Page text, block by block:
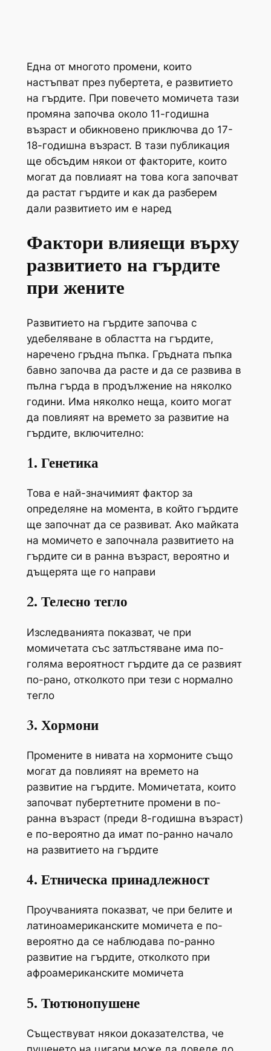
Една от многото промени, които
настъпват през пубертета, е развитието
на гърдите. При повечето момичета тази
промяна започва около 11-годишна
възраст и обикновено приключва до 17-
18-годишна възраст. В тази публикация
ще обсъдим някои от факторите, които
могат да повлиаят на това кога започват
да растат гърдите и как да разберем
дали развитието им е наред
Фактори влияещи върху
развитието на гърдите
при жените
Развитието на гърдите започва с
удебеляване в областта на гърдите,
наречено гръдна пъпка. Гръдната пъпка
бавно започва да расте и да се развива в
пълна гърда в продължение на няколко
години. Има няколко неща, които могат
да повлияят на времето за развитие на
гърдите, включително:
1. Генетика
Това е най-значимият фактор за
определяне на момента, в който гърдите
ще започнат да се развиват. Ако майката
на момичето е започнала развитието на
гърдите си в ранна възраст, вероятно и
дъщерята ще го направи
2. Телесно тегло
Изследванията показват, че при
момичетата със затлъстяване има по-
голяма вероятност гърдите да се развият
по-рано, отколкото при тези с нормално
тегло
3. Хормони
Промените в нивата на хормоните също
могат да повлияят на времето на
развитие на гърдите. Момичетата, които
започват пубертетните промени в по-
ранна възраст (преди 8-годишна възраст)
е по-вероятно да имат по-ранно начало
на развитието на гърдите
4. Етническа принадлежност
Проучванията показват, че при белите и
латиноамериканските момичета е по-
вероятно да се наблюдава по-ранно
развитие на гърдите, отколкото при
афроамериканските момичета
5. Тютюнопушене
Съществуват някои доказателства, че